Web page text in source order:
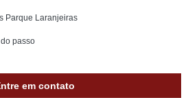
Parque Laranjeiras
passo
em contato